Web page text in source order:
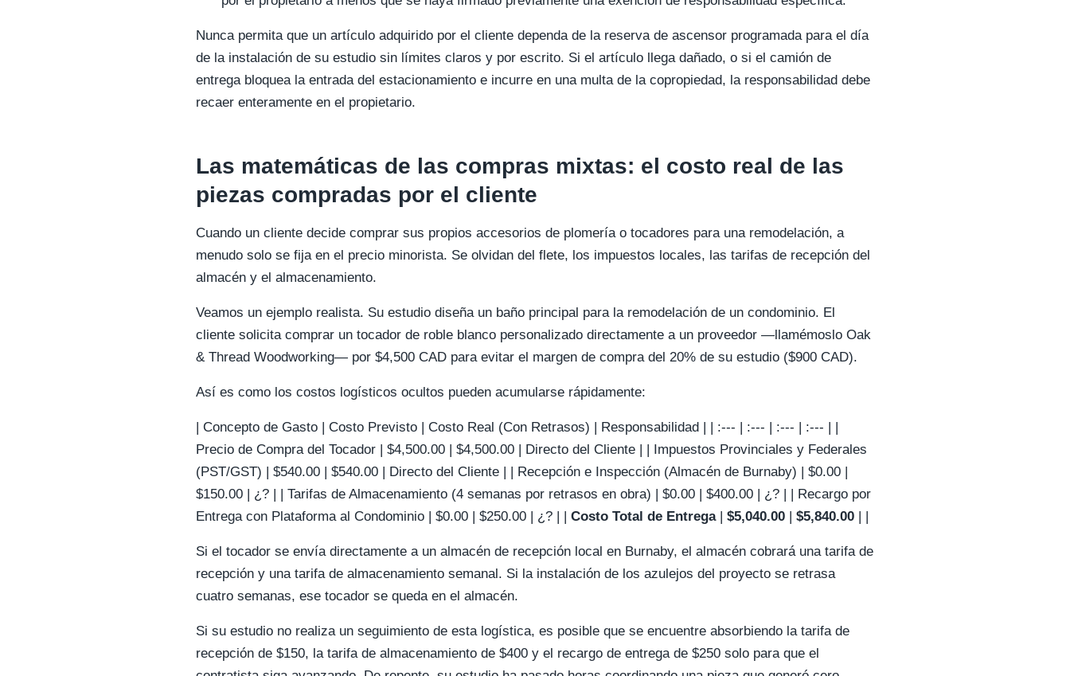
Nunca permita que un artículo adquirido por el cliente dependa de la reserva de ascensor programada para el día
de la instalación de su estudio sin límites claros y por escrito. Si el artículo llega dañado, o si el camión de
entrega bloquea la entrada del estacionamiento e incurre en una multa de la copropiedad, la responsabilidad debe
recaer enteramente en el propietario.
Las matemáticas de las compras mixtas: el costo real de las
piezas compradas por el cliente
Cuando un cliente decide comprar sus propios accesorios de plomería o tocadores para una remodelación, a
menudo solo se fija en el precio minorista. Se olvidan del flete, los impuestos locales, las tarifas de recepción del
almacén y el almacenamiento.
Veamos un ejemplo realista. Su estudio diseña un baño principal para la remodelación de un condominio. El
cliente solicita comprar un tocador de roble blanco personalizado directamente a un proveedor —llamémoslo Oak
& Thread Woodworking— por $4,500 CAD para evitar el margen de compra del 20% de su estudio ($900 CAD).
Así es como los costos logísticos ocultos pueden acumularse rápidamente:
| Concepto de Gasto | Costo Previsto | Costo Real (Con Retrasos) | Responsabilidad | | :--- | :--- | :--- | :--- | |
Precio de Compra del Tocador | $4,500.00 | $4,500.00 | Directo del Cliente | | Impuestos Provinciales y Federales
(PST/GST) | $540.00 | $540.00 | Directo del Cliente | | Recepción e Inspección (Almacén de Burnaby) | $0.00 |
$150.00 | ¿? | | Tarifas de Almacenamiento (4 semanas por retrasos en obra) | $0.00 | $400.00 | ¿? | | Recargo por
Entrega con Plataforma al Condominio | $0.00 | $250.00 | ¿? | | Costo Total de Entrega| $5,040.00 | $5,840.00 | |
Si el tocador se envía directamente a un almacén de recepción local en Burnaby, el almacén cobrará una tarifa de
recepción y una tarifa de almacenamiento semanal. Si la instalación de los azulejos del proyecto se retrasa
cuatro semanas, ese tocador se queda en el almacén.
Si su estudio no realiza un seguimiento de esta logística, es posible que se encuentre absorbiendo la tarifa de
recepción de $150, la tarifa de almacenamiento de $400 y el recargo de entrega de $250 solo para que el